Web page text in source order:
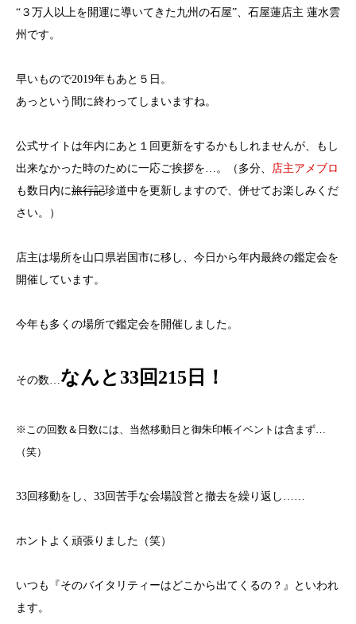
“３万人以上を開運に導いてきた九州の石屋”、石屋蓮店主 蓮水雲
州です。
早いもので2019年もあと５日。
あっという間に終わってしまいますね。
公式サイトは年内にあと１回更新をするかもしれませんが、もし
出来なかった時のために一応ご挨拶を…。（多分、 店主アメブロ
も数日内に旅行記珍道中を更新しますので、併せてお楽しみくだ
さい。）
店主は場所を山口県岩国市に移し、今日から年内最終の鑑定会を
開催しています。
今年も多くの場所で鑑定会を開催しました。
その数…なんと33回215日！
※この回数＆日数には、当然移動日と御朱印帳イベントは含まず…
（笑）
33回移動をし、33回苦手な会場設営と撤去を繰り返し……
ホントよく頑張りました（笑）
いつも『そのバイタリティーはどこから出てくるの？』といわれ
ます。